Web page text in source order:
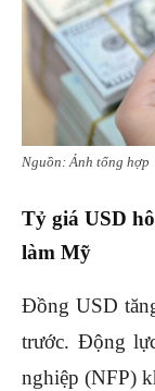
Nguồn: Ảnh tổng hợp
Tỷ giá USD
làm Mỹ
Đồng USD
trước. Động
nghiệp (NFP)